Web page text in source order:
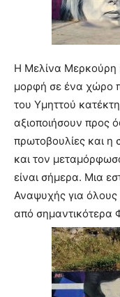
Η Μελίνα Μερκούρη
μορφή σε ένα χώρο
του Υμηττού
αξιοποιήσουν προς
πρωτοβουλίες και η
και τον
είναι σήμερα. Μια
Αναψυχής για όλους
από σημαντικότερα